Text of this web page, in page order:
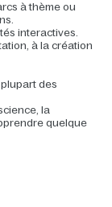
à thème ou
interactives.
à la création
des
la
quelque